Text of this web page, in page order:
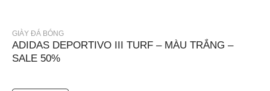
GIÀY ĐÁ BÓNG
ADIDAS DEPORTIVO III TURF – MÀU TRẮNG –
SALE 50%